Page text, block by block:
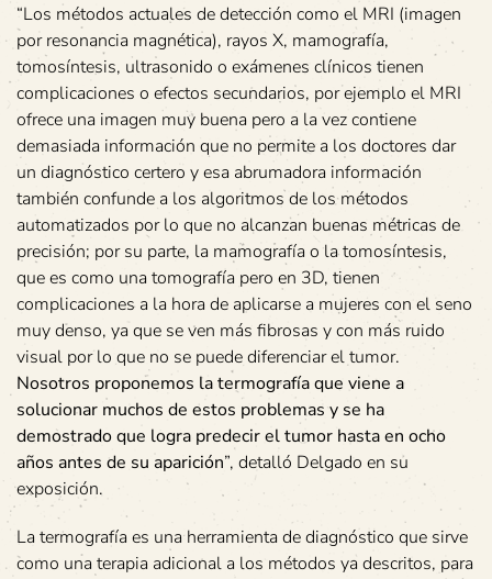
“Los métodos actuales de detección como el MRI (imagen
por resonancia magnética), rayos X, mamografía,
tomosíntesis, ultrasonido o exámenes clínicos tienen
complicaciones o efectos secundarios, por ejemplo el MRI
ofrece una imagen muy buena pero a la vez contiene
demasiada información que no permite a los doctores dar
un diagnóstico certero y esa abrumadora información
también confunde a los algoritmos de los métodos
automatizados por lo que no alcanzan buenas métricas de
precisión; por su parte, la mamografía o la tomosíntesis,
que es como una tomografía pero en 3D, tienen
complicaciones a la hora de aplicarse a mujeres con el seno
muy denso, ya que se ven más fibrosas y con más ruido
visual por lo que no se puede diferenciar el tumor.
Nosotros proponemos la termografía que viene a
solucionar muchos de estos problemas y se ha
demostrado que logra predecir el tumor hasta en ocho
años antes de su aparición”, detalló Delgado en su
exposición.
La termografía es una herramienta de diagnóstico que sirve
como una terapia adicional a los métodos ya descritos, para